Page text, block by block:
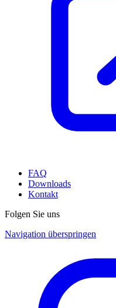
FAQ
Downloads
Kontakt
Folgen Sie uns
Navigation überspringen